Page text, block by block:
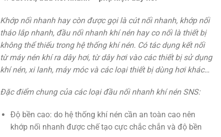
Khớp nối nhanh hay còn được gọi là cút nối nhanh, khớp nối
tháo lắp nhanh, đầu nối nhanh khí nén hay co nối là thiết bị
không thể thiếu trong hệ thống khí nén. Có tác dụng kết nối
từ máy nén khí ra dây hơi, từ dây hơi vào các thiết bị sử dụng
khí nén, xi lanh, máy móc và các loại thiết bị dùng hơi khác…
Đặc điểm chung của các loại đầu nối nhanh khí nén SNS:
Độ bền cao: do hệ thống khí nén cần an toàn cao nên
khớp nối nhanh được chế tạo cực chắc chắn và độ bền